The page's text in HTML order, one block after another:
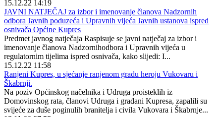
15.12.22 14:19
JAVNI NATJEČAJ za izbor i imenovanje članova Nadzornih
odbora Javnih poduzeća i Upravnih vijeća Javnih ustanova ispred
osnivača Općine Kupres
Predmet javnog natječaja Raspisuje se javni natječaj za izbor i
imenovanje članova Nadzornihodbora i Upravnih vijeća u
regulatornim tijelima ispred osnivača, kako slijedi: I...
15.12.22 11:58
Ranjeni Kupres, u sjećanje ranjenom gradu heroju Vukovaru i
Škabrnji.
Na poziv Općinskog načelnika i Udruga proisteklih iz
Domovinskog rata, članovi Udruga i građani Kupresa, zapalili su
svijeće za duše poginulih branitelja i civila Vukovara i Škabrnje...